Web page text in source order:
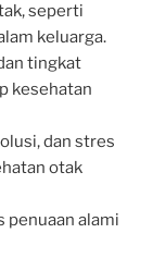
seperti
keluarga.
tingkat
kesehatan
dan stres
otak
penuaan alami